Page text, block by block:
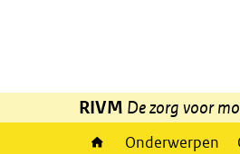
RIVM De zorg voor
Onderwerpen